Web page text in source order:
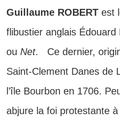
Guillaume ROBERTest
flibustier anglais Édouard
ou Net. Ce dernier,
Saint-Clement Danes de
l’île Bourbon en 1706.
abjure la foi protestante